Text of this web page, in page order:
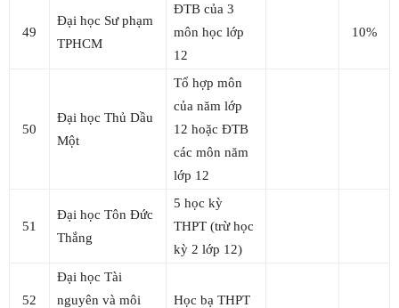
49
Đại học Sư phạm
TPHCM
ĐTB của 3
môn học lớp
12
10%
50
Đại học Thủ Dầu
Một
Tổ hợp môn
của năm lớp
12 hoặc ĐTB
các môn năm
lớp 12
51
Đại học Tôn Đức
Thắng
5 học kỳ
THPT (trừ học
kỳ 2 lớp 12)
52
Đại học Tài
nguyên và môi
Học bạ THPT